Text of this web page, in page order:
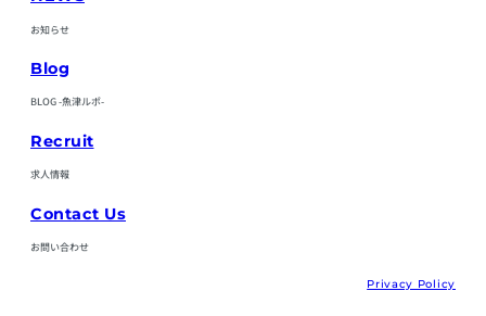
お知らせ
Blog
BLOG -魚津ルポ-
Recruit
求人情報
Contact Us
お問い合わせ
Privacy Policy